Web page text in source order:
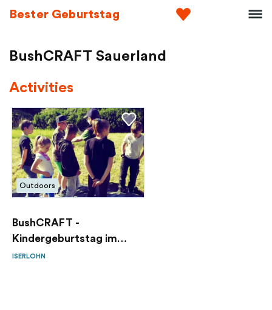
Bester Geburtstag
BushCRAFT Sauerland
Activities
Outdoors
BushCRAFT -
Kindergeburtstag im
Wald
ISERLOHN